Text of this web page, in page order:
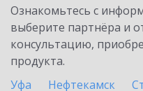
Ознакомьтесь с
выберите партнёра и
консультацию,
продукта.
Уфа
Нефтекамск